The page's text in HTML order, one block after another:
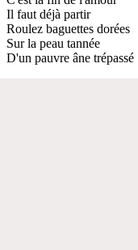
Il faut déjà partir
Roulez baguettes dorées
Sur la peau tannée
D'un pauvre âne trépassé